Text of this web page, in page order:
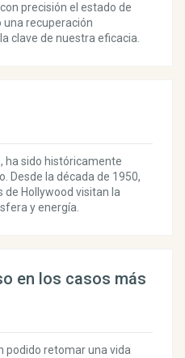
precisión el estado de
una recuperación
clave de nuestra eficacia.
ha sido históricamente
Desde la década de 1950,
de Hollywood visitan la
y energía.
en los casos más
podido retomar una vida